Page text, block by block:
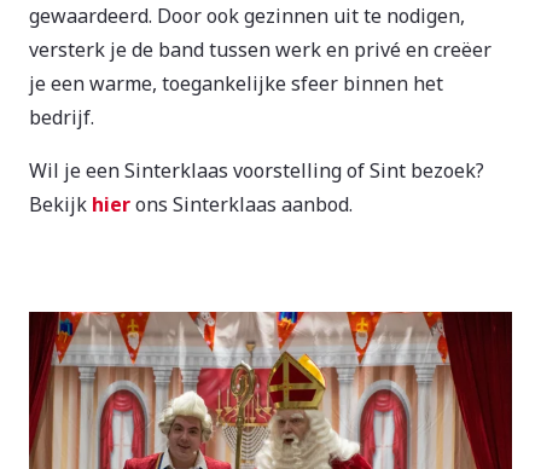
gewaardeerd. Door ook gezinnen uit te nodigen,
versterk je de band tussen werk en privé en creëer
je een warme, toegankelijke sfeer binnen het
bedrijf.
Wil je een Sinterklaas voorstelling of Sint bezoek?
Bekijk hierons Sinterklaas aanbod.